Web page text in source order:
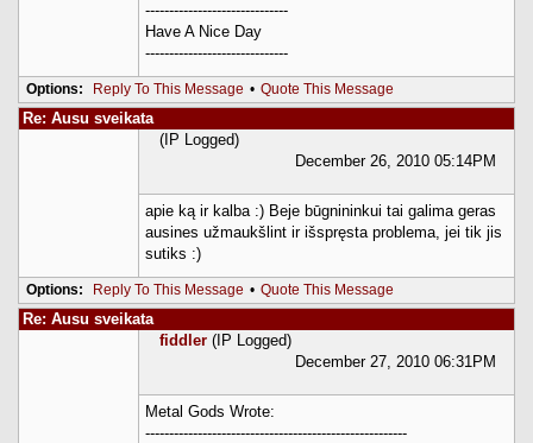
------------------------------
Have A Nice Day
------------------------------
Options: Reply To This Message • Quote This Message
Re: Ausu sveikata
(IP Logged)
December 26, 2010 05:14PM
apie ką ir kalba :) Beje būgnininkui tai galima geras
ausines užmaukšlint ir išspręsta problema, jei tik jis
sutiks :)
Options: Reply To This Message • Quote This Message
Re: Ausu sveikata
fiddler (IP Logged)
December 27, 2010 06:31PM
Metal Gods Wrote:
-------------------------------------------------------